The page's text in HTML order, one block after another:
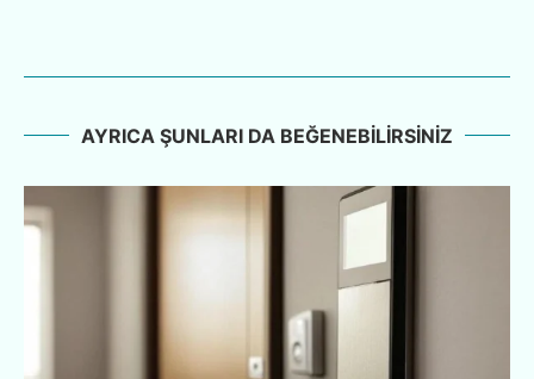
AYRICA ŞUNLARI DA BEĞENEBILIRSINIZ